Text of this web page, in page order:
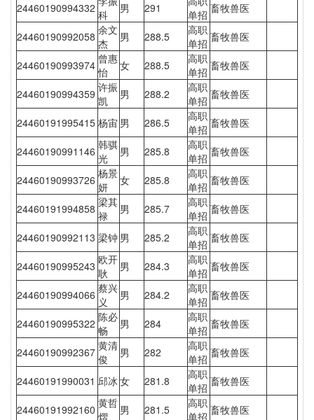
24460190994332 科
男 291
单招 畜牧兽医
24460190992058 余文
杰
男 288.5
高职
单招 畜牧兽医
24460190993974 曾惠
怡
女 288.5
高职
单招 畜牧兽医
24460190994359 许振
凯
男 288.2
高职
单招 畜牧兽医
24460191995415 杨宙 男 286.5
高职
单招 畜牧兽医
24460190991146 韩骐
光
男 285.8
高职
单招 畜牧兽医
24460190993726 杨景
妍
女 285.8
高职
单招 畜牧兽医
24460191994858 梁其
禄
男 285.7
高职
单招 畜牧兽医
24460190992113 梁钟 男 285.2
高职
单招 畜牧兽医
24460190995243 欧开
耿
男 284.3
高职
单招 畜牧兽医
24460190994066 蔡兴
义
男 284.2
高职
单招 畜牧兽医
24460190995322 陈必
畅
男 284
高职
单招 畜牧兽医
24460190992367 黄清
俊
男 282
高职
单招 畜牧兽医
24460191990031 邱冰女 281.8
高职
单招 畜牧兽医
24460191992160 黄哲
熠
男 281.5
高职
单招 畜牧兽医